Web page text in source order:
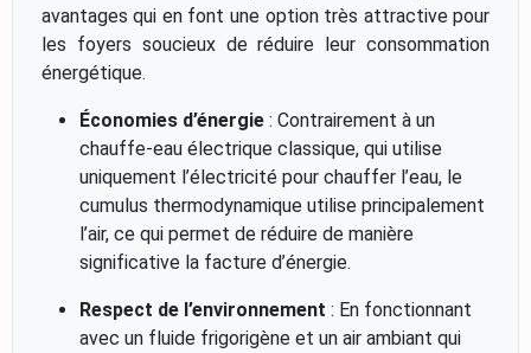
avantages qui en font une option très attractive pour
les foyers soucieux de réduire leur consommation
énergétique.
Économies d’énergie: Contrairement à un
chauffe-eau électrique classique, qui utilise
uniquement l’électricité pour chauffer l’eau, le
cumulus thermodynamique utilise principalement
l’air, ce qui permet de réduire de manière
significative la facture d’énergie.
Respect de l’environnement : En fonctionnant
avec un fluide frigorigène et un air ambiant qui